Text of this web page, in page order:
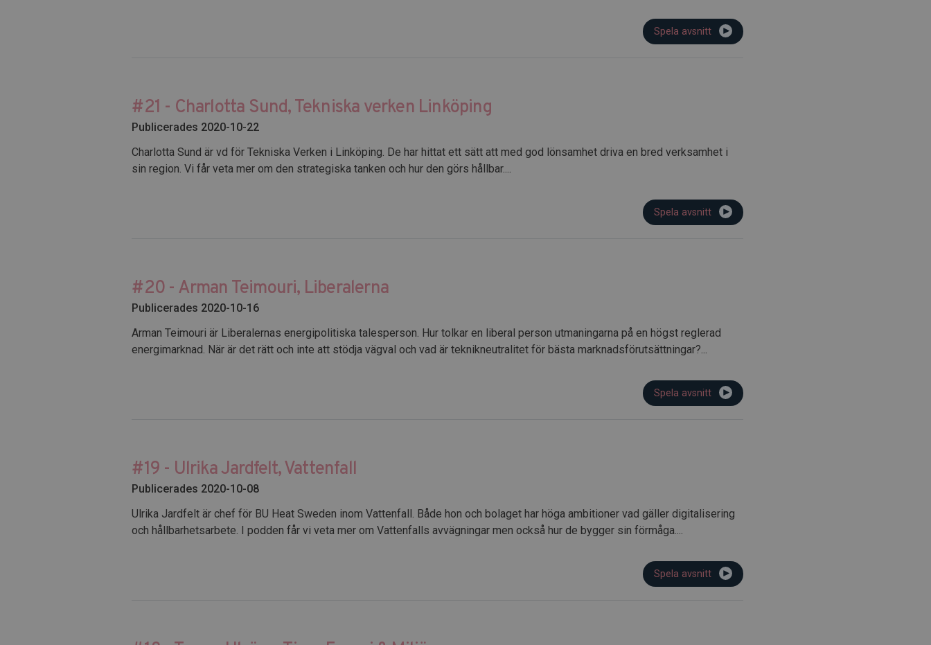
Spela avsnitt
#21 - Charlotta Sund, Tekniska verken Linköping
Publicerades 2020-10-22
Charlotta Sund är vd för Tekniska Verken i Linköping. De har hittat ett sätt att med god lönsamhet driva en bred verksamhet i
sin region. Vi får veta mer om den strategiska tanken och hur den görs hållbar....
Spela avsnitt
#20 - Arman Teimouri, Liberalerna
Publicerades 2020-10-16
Arman Teimouri är Liberalernas energipolitiska talesperson. Hur tolkar en liberal person utmaningarna på en högst reglerad
energimarknad. När är det rätt och inte att stödja vägval och vad är teknikneutralitet för bästa marknadsförutsättningar?...
Spela avsnitt
#19 - Ulrika Jardfelt, Vattenfall
Publicerades 2020-10-08
Ulrika Jardfelt är chef för BU Heat Sweden inom Vattenfall. Både hon och bolaget har höga ambitioner vad gäller digitalisering
och hållbarhetsarbete. I podden får vi veta mer om Vattenfalls avvägningar men också hur de bygger sin förmåga....
Spela avsnitt